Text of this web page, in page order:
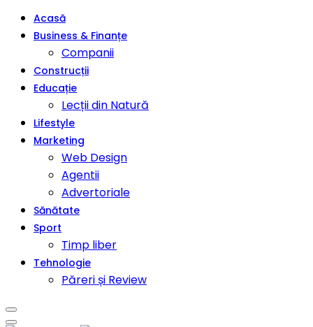
Acasă
Business & Finanțe
Companii
Construcții
Educație
Lecții din Natură
Lifestyle
Marketing
Web Design
Agentii
Advertoriale
Sănătate
Sport
Timp liber
Tehnologie
Păreri și Review